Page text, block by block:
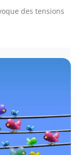
des tensions